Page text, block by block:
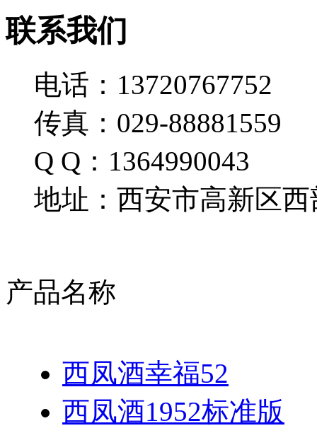
联系我们
电话：13720767752
传真：029-88881559
Q Q：1364990043
地址：西安市高新区西
产品名称
西凤酒幸福52
西凤酒1952标准版